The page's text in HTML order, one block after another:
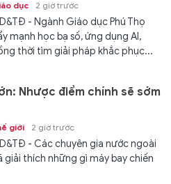
dục 2 giờ trước
- Ngành Giáo dục Phú Thọ
mạnh học bạ số, ứng dụng AI,
thời tìm giải pháp khắc phục...
Nhược điểm chính sẽ sớm
giới 2 giờ trước
- Các chuyên gia nước ngoài
giải thích những gì máy bay chiến